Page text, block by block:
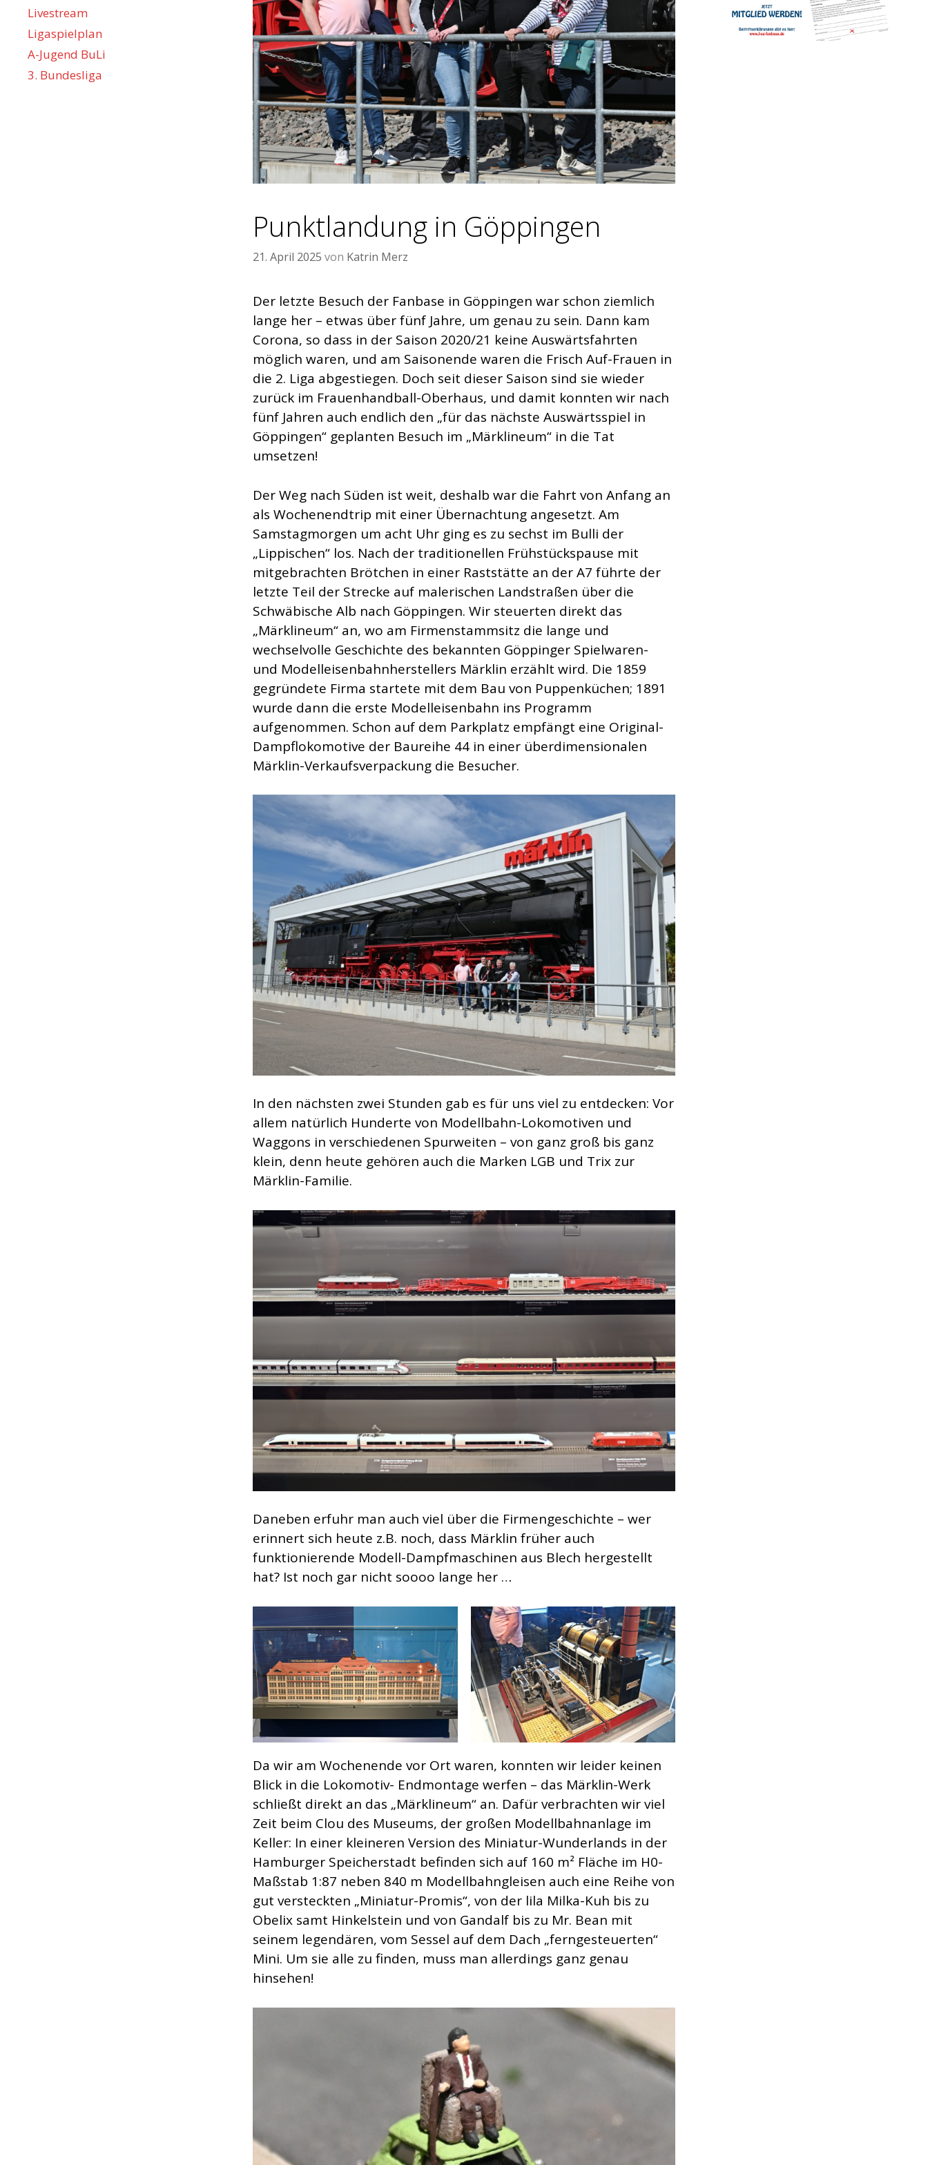
Punktlandung in Göppingen
21. April 2025 von Katrin Merz
Der letzte Besuch der Fanbase in Göppingen war schon ziemlich
lange her – etwas über fünf Jahre, um genau zu sein. Dann kam
Corona, so dass in der Saison 2020/21 keine Auswärtsfahrten
möglich waren, und am Saisonende waren die Frisch Auf-Frauen in
die 2. Liga abgestiegen. Doch seit dieser Saison sind sie wieder
zurück im Frauenhandball-Oberhaus, und damit konnten wir nach
fünf Jahren auch endlich den „für das nächste Auswärtsspiel in
Göppingen“ geplanten Besuch im „Märklineum“ in die Tat
umsetzen!
Der Weg nach Süden ist weit, deshalb war die Fahrt von Anfang an
als Wochenendtrip mit einer Übernachtung angesetzt. Am
Samstagmorgen um acht Uhr ging es zu sechst im Bulli der
„Lippischen“ los. Nach der traditionellen Frühstückspause mit
mitgebrachten Brötchen in einer Raststätte an der A7 führte der
letzte Teil der Strecke auf malerischen Landstraßen über die
Schwäbische Alb nach Göppingen. Wir steuerten direkt das
„Märklineum“ an, wo am Firmenstammsitz die lange und
wechselvolle Geschichte des bekannten Göppinger Spielwaren-
und Modelleisenbahnherstellers Märklin erzählt wird. Die 1859
gegründete Firma startete mit dem Bau von Puppenküchen; 1891
wurde dann die erste Modelleisenbahn ins Programm
aufgenommen. Schon auf dem Parkplatz empfängt eine Original-
Dampflokomotive der Baureihe 44 in einer überdimensionalen
Märklin-Verkaufsverpackung die Besucher.
In den nächsten zwei Stunden gab es für uns viel zu entdecken: Vor
allem natürlich Hunderte von Modellbahn-Lokomotiven und
Waggons in verschiedenen Spurweiten – von ganz groß bis ganz
klein, denn heute gehören auch die Marken LGB und Trix zur
Märklin-Familie.
Daneben erfuhr man auch viel über die Firmengeschichte – wer
erinnert sich heute z.B. noch, dass Märklin früher auch
funktionierende Modell-Dampfmaschinen aus Blech hergestellt
hat? Ist noch gar nicht soooo lange her …
Da wir am Wochenende vor Ort waren, konnten wir leider keinen
Blick in die Lokomotiv- Endmontage werfen – das Märklin-Werk
schließt direkt an das „Märklineum“ an. Dafür verbrachten wir viel
Zeit beim Clou des Museums, der großen Modellbahnanlage im
Keller: In einer kleineren Version des Miniatur-Wunderlands in der
Hamburger Speicherstadt befinden sich auf 160 m² Fläche im H0-
Maßstab 1:87 neben 840 m Modellbahngleisen auch eine Reihe von
gut versteckten „Miniatur-Promis“, von der lila Milka-Kuh bis zu
Obelix samt Hinkelstein und von Gandalf bis zu Mr. Bean mit
seinem legendären, vom Sessel auf dem Dach „ferngesteuerten“
Mini. Um sie alle zu finden, muss man allerdings ganz genau
hinsehen!
Livestream
Ligaspielplan
A-Jugend BuLi
3. Bundesliga